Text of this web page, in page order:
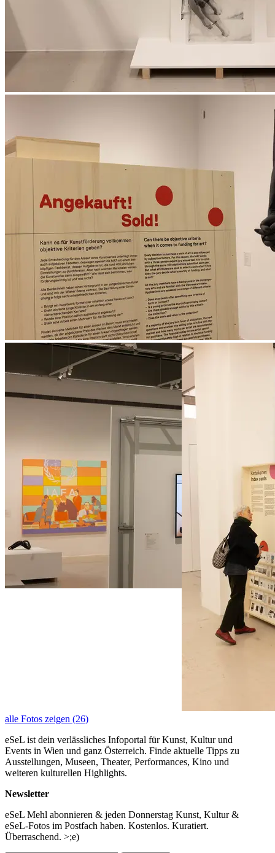
alle Fotos zeigen (26)
eSeL ist dein verlässliches Infoportal für Kunst, Kultur und
Events in Wien und ganz Österreich. Finde aktuelle Tipps zu
Ausstellungen, Museen, Theater, Performances, Kino und
weiteren kulturellen Highlights.
Newsletter
eSeL Mehl abonnieren & jeden Donnerstag Kunst, Kultur &
eSeL-Fotos im Postfach haben. Kostenlos. Kuratiert.
Überraschend. >;e)